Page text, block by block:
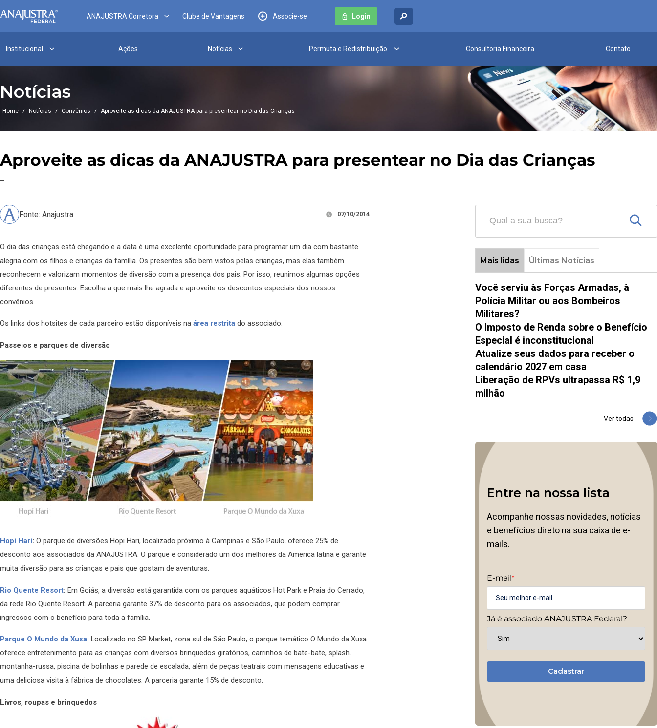
ANAJUSTRA Corretora Clube de Vantagens Associe-se Login
Institucional Ações Notícias Permuta e Redistribuição Consultoria Financeira Contato
Notícias
Home / Notícias / Convênios / Aproveite as dicas da ANAJUSTRA para presentear no Dia das Crianças
Aproveite as dicas da ANAJUSTRA para presentear no Dia das Crianças
–
Fonte: Anajustra 07/10/2014
O dia das crianças está chegando e a data é uma excelente oportunidade para programar um dia com bastante
alegria com os filhos e crianças da família. Os presentes são bem vistos pelas crianças, mas elas também
reconhecem e valorizam momentos de diversão com a presença dos pais. Por isso, reunimos algumas opções
diferentes de presentes. Escolha a que mais lhe agrada e aproveite os descontos especiais dos nossos
convênios.
Os links dos hotsites de cada parceiro estão disponíveis na área restrita do associado.
Passeios e parques de diversão
Hopi Hari: O parque de diversões Hopi Hari, localizado próximo à Campinas e São Paulo, oferece 25% de
desconto aos associados da ANAJUSTRA. O parque é considerado um dos melhores da América latina e garante
muita diversão para as crianças e pais que gostam de aventuras.
Rio Quente Resort: Em Goiás, a diversão está garantida com os parques aquáticos Hot Park e Praia do Cerrado,
da rede Rio Quente Resort. A parceria garante 37% de desconto para os associados, que podem comprar
ingressos com o benefício para toda a família.
Parque O Mundo da Xuxa: Localizado no SP Market, zona sul de São Paulo, o parque temático O Mundo da Xuxa
oferece entretenimento para as crianças com diversos brinquedos giratórios, carrinhos de bate-bate, splash,
montanha-russa, piscina de bolinhas e parede de escalada, além de peças teatrais com mensagens educativas e
uma deliciosa visita à fábrica de chocolates. A parceria garante 15% de desconto.
Livros, roupas e brinquedos
Mais lidas Últimas Notícias
Você serviu às Forças Armadas, à
Polícia Militar ou aos Bombeiros
Militares?
O Imposto de Renda sobre o Benefício
Especial é inconstitucional
Atualize seus dados para receber o
calendário 2027 em casa
Liberação de RPVs ultrapassa R$ 1,9
milhão
Ver todas
Entre na nossa lista
Acompanhe nossas novidades, notícias
e benefícios direto na sua caixa de e-
mails.
E-mail *
Já é associado ANAJUSTRA Federal?
Cadastrar